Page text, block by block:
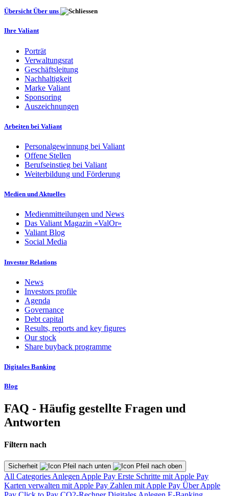
Übersicht Über uns
Ihre Valiant
Porträt
Verwaltungsrat
Geschäftsleitung
Nachhaltigkeit
Marke Valiant
Sponsoring
Auszeichnungen
Arbeiten bei Valiant
Personalgewinnung bei Valiant
Offene Stellen
Berufseinstieg bei Valiant
Weiterbildung und Förderung
Medien und Aktuelles
Medienmitteilungen und News
Das Valiant Magazin «ValOr»
Valiant Blog
Social Media
Investor Relations
News
Investors profile
Agenda
Governance
Debt capital
Results, reports and key figures
Our stock
Share buyback programme
Digitales Banking
Blog
FAQ - Häufig gestellte Fragen und
Antworten
Filtern nach
Sicherheit
All Categories Anlegen Apple Pay Erste Schritte mit Apple Pay
Karten verwalten mit Apple Pay Zahlen mit Apple Pay Über Apple